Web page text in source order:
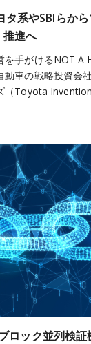
系やSBIらから
推進へ
を手がけるNOT A
動車の戦略投資会
（Toyota
ロック並列検証